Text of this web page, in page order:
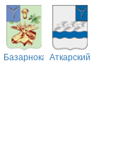
Базарнокарабулакский
Аткарский